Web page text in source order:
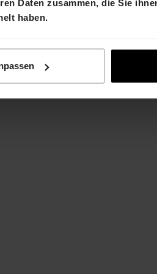
Daten zusammen, die Sie
haben.
Spindler
61 606 55 00